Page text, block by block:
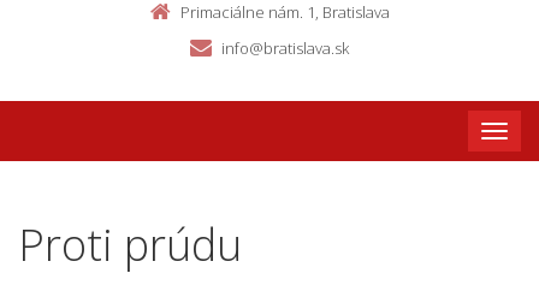
Primaciálne nám. 1, Bratislava
info@bratislava.sk
Toggle
Proti prúdu